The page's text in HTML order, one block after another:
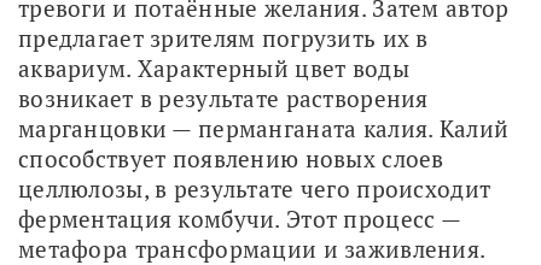
тревоги и потаённые желания. Затем автор
предлагает зрителям погрузить их в
аквариум. Характерный цвет воды
возникает в результате растворения
марганцовки — перманганата калия. Калий
способствует появлению новых слоев
целлюлозы, в результате чего происходит
ферментация комбучи. Этот процесс —
метафора трансформации и заживления.